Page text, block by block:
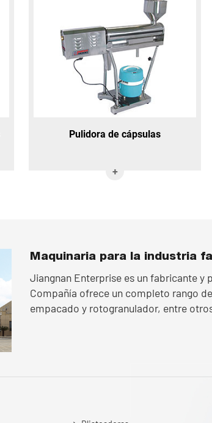
Pulidora de cápsulas
Maquinaria para la industria
Jiangnan Enterprise es un fabricante y
Compañía ofrece un completo rango
empacado y rotogranulador, entre